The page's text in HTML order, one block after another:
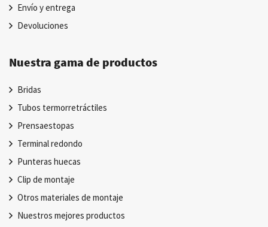
Envío y entrega
Devoluciones
Nuestra gama de productos
Bridas
Tubos termorretráctiles
Prensaestopas
Terminal redondo
Punteras huecas
Clip de montaje
Otros materiales de montaje
Nuestros mejores productos